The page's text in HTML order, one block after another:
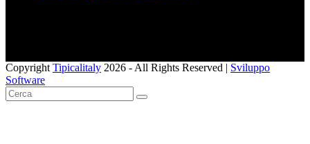
Copyright Tipicalitaly 2026 - All Rights Reserved | Sviluppo
Software
Pulsante
torna
Cerca
SUBMIT